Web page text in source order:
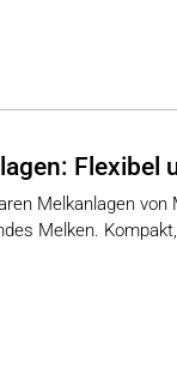
Flexibel
Melkanlagen
Melken.